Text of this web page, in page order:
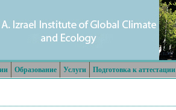
Образование Услуги Подготовка к аттестации